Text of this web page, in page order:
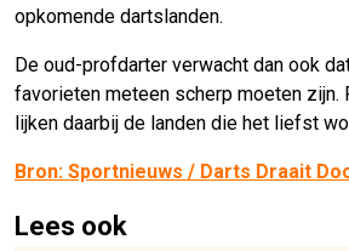
opkomende dartslanden.
De oud-profdarter verwacht dan ook
favorieten meteen scherp moeten zijn.
lijken daarbij de landen die het liefst
Bron: Sportnieuws / Darts Draait
Lees ook